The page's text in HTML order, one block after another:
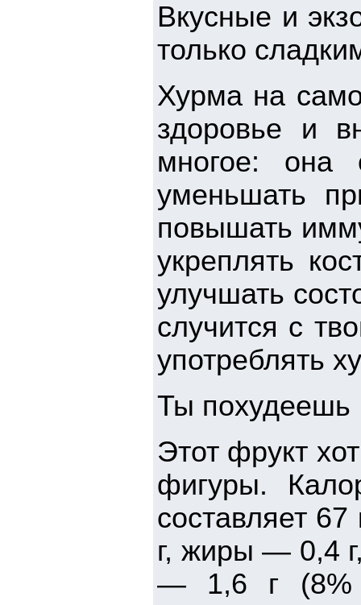
Вкусные и
только
Хурма на
здоровье и
многое: она
уменьшать
повышать
укреплять
улучшать
случится с
употреблять
Ты похудеешь
Этот фрукт
фигуры.
составляет
г, жиры — 0,4
— 1,6 г (8%